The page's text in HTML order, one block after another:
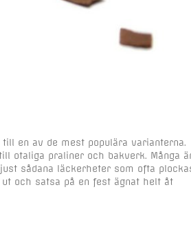
en av de mest populära varianterna.
otaliga praliner och bakverk. Många
sådana läckerheter som ofta
och satsa på en fest ägnat helt åt